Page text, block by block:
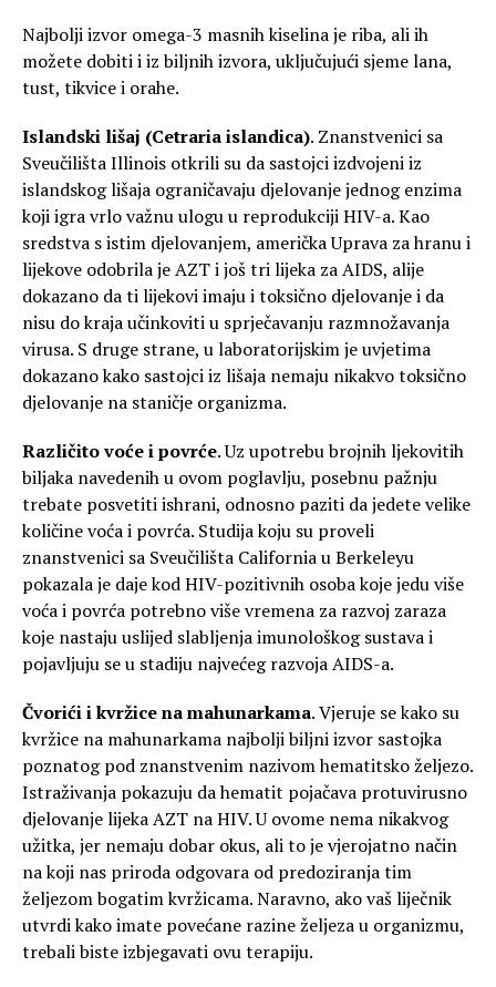
Najbolji izvor omega-3 masnih kiselina je riba, ali ih
možete dobiti i iz biljnih izvora, uključujući sjeme lana,
tust, tikvice i orahe.
Islandski lišaj (Cetraria islandica). Znanstvenici sa
Sveučilišta Illinois otkrili su da sastojci izdvojeni iz
islandskog lišaja ograničavaju djelovanje jednog enzima
koji igra vrlo važnu ulogu u reprodukciji HIV-a. Kao
sredstva s istim djelovanjem, američka Uprava za hranu i
lijekove odobrila je AZT i još tri lijeka za AIDS, alije
dokazano da ti lijekovi imaju i toksično djelovanje i da
nisu do kraja učinkoviti u sprječavanju razmnožavanja
virusa. S druge strane, u laboratorijskim je uvjetima
dokazano kako sastojci iz lišaja nemaju nikakvo toksično
djelovanje na staničje organizma.
Različito voće i povrće. Uz upotrebu brojnih ljekovitih
biljaka navedenih u ovom poglavlju, posebnu pažnju
trebate posvetiti ishrani, odnosno paziti da jedete velike
količine voća i povrća. Studija koju su proveli
znanstvenici sa Sveučilišta California u Berkeleyu
pokazala je daje kod HIV-pozitivnih osoba koje jedu više
voća i povrća potrebno više vremena za razvoj zaraza
koje nastaju uslijed slabljenja imunološkog sustava i
pojavljuju se u stadiju najvećeg razvoja AIDS-a.
Čvorići i kvržice na mahunarkama. Vjeruje se kako su
kvržice na mahunarkama najbolji biljni izvor sastojka
poznatog pod znanstvenim nazivom hematitsko željezo.
Istraživanja pokazuju da hematit pojačava protuvirusno
djelovanje lijeka AZT na HIV. U ovome nema nikakvog
užitka, jer nemaju dobar okus, ali to je vjerojatno način
na koji nas priroda odgovara od predoziranja tim
željezom bogatim kvržicama. Naravno, ako vaš liječnik
utvrdi kako imate povećane razine željeza u organizmu,
trebali biste izbjegavati ovu terapiju.